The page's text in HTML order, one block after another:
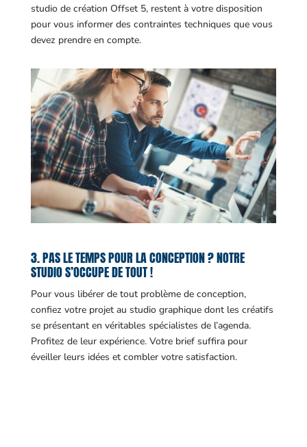
studio de création Offset 5, restent à votre disposition
pour vous informer des contraintes techniques que vous
devez prendre en compte.
3. PAS LE TEMPS POUR LA CONCEPTION ? NOTRE
STUDIO S’OCCUPE DE TOUT !
Pour vous libérer de tout problème de conception,
confiez votre projet au studio graphique dont les créatifs
se présentant en véritables spécialistes de l’agenda.
Profitez de leur expérience. Votre brief suffira pour
éveiller leurs idées et combler votre satisfaction.